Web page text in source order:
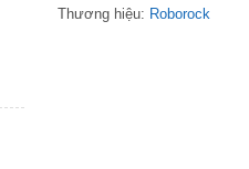
Thương hiệu: Roborock